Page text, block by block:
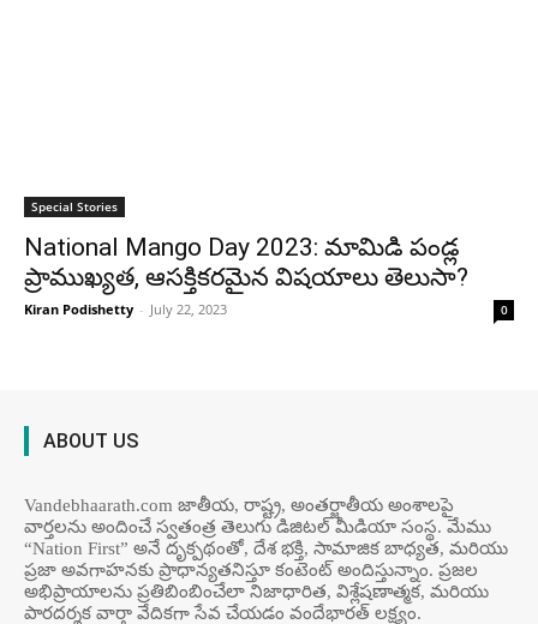
Special Stories
National Mango Day 2023: మామిడి పండ్ల
ప్రాముఖ్యత, ఆసక్తికరమైన విషయాలు తెలుసా?
Kiran Podishetty - July 22, 2023 0
ABOUT US
Vandebhaarath.com జాతీయ, రాష్ట్ర, అంతర్జాతీయ అంశాలపై
వార్తలను అందించే స్వతంత్ర తెలుగు డిజిటల్ మీడియా సంస్థ. మేము
“Nation First” అనే దృక్పథంతో, దేశ భక్తి, సామాజిక బాధ్యత, మరియు
ప్రజా అవగాహనకు ప్రాధాన్యతనిస్తూ కంటెంట్ అందిస్తున్నాం. ప్రజల
అభిప్రాయాలను ప్రతిబింబించేలా నిజాధారిత, విశ్లేషణాత్మక, మరియు
పారదర్శక వార్తా వేదికగా సేవ చేయడం వందేభార‌త్ ల‌క్ష్యం.